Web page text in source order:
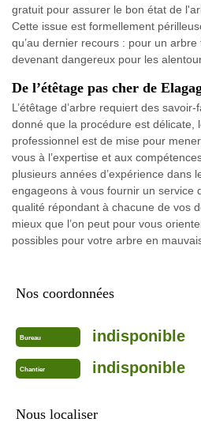
gratuit pour assurer le bon état de
Cette issue est formellement
qu’au dernier recours : pour un
devenant dangereux pour les
De l’étêtage pas cher de
L’étêtage d’arbre requiert des
donné que la procédure est délicate,
professionnel est de mise pour
vous à l’expertise et aux
plusieurs années d’expérience dans
engageons à vous fournir un service
qualité répondant à chacune de vos
mieux que l’on peut pour vous
possibles pour votre arbre en
Nos coordonnées
Bureau indisponible
Chantier indisponible
Nous localiser